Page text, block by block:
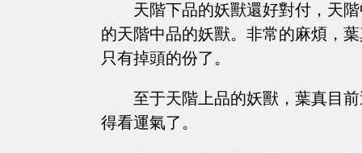
天階下品的妖獸還好對付，天
的天階中品的妖獸。非常的麻煩，
只有掉頭的份了。
至于天階上品的妖獸，葉真目
得看運氣了。